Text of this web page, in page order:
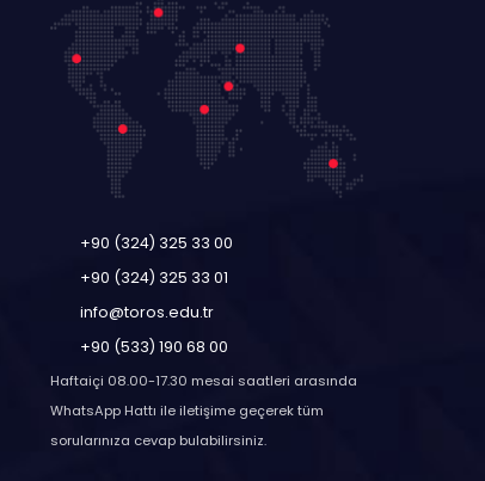
+90 (324) 325 33 00
+90 (324) 325 33 01
info@toros.edu.tr
+90 (533) 190 68 00
Haftaiçi 08.00-17.30 mesai saatleri arasında
WhatsApp Hattı ile iletişime geçerek tüm
sorularınıza cevap bulabilirsiniz.